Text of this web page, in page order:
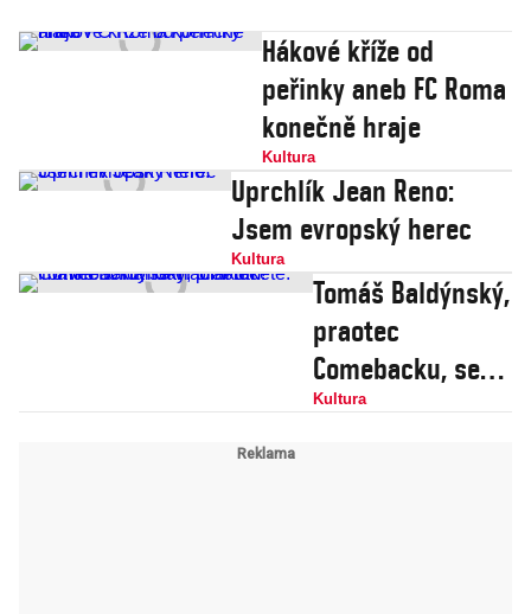
Hákové kříže od
peřinky aneb FC Roma
konečně hraje
Kultura
Uprchlík Jean Reno:
Jsem evropský herec
Kultura
Tomáš Baldýnský,
praotec
Comebacku, se
vrací v raketě.
Kultura